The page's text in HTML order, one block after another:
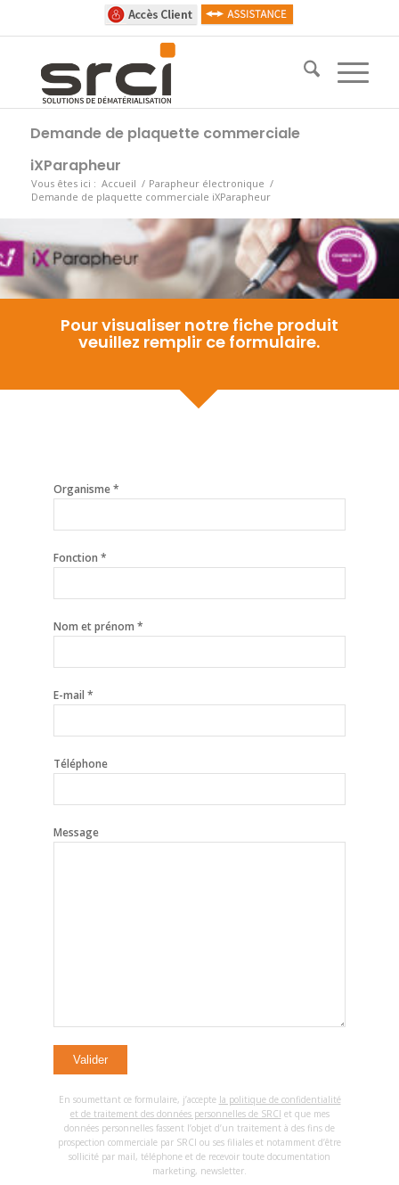
Demande de plaquette commerciale
iXParapheur
Vous êtes ici : Accueil / Parapheur électronique /
Demande de plaquette commerciale iXParapheur
Pour visualiser notre fiche produit
veuillez remplir ce formulaire.
Organisme *
Fonction *
Nom et prénom *
E-mail *
Téléphone
Message
En soumettant ce formulaire, j’accepte la politique de confidentialité
et de traitement des données personnelles de SRCI et que mes
données personnelles fassent l’objet d’un traitement à des fins de
prospection commerciale par SRCI ou ses filiales et notamment d’être
sollicité par mail, téléphone et de recevoir toute documentation
marketing, newsletter.